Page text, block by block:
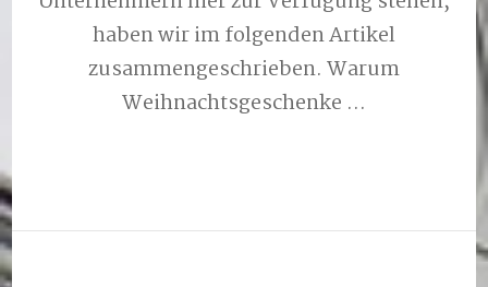
haben wir im folgenden Artikel
zusammengeschrieben. Warum
Weihnachtsgeschenke …